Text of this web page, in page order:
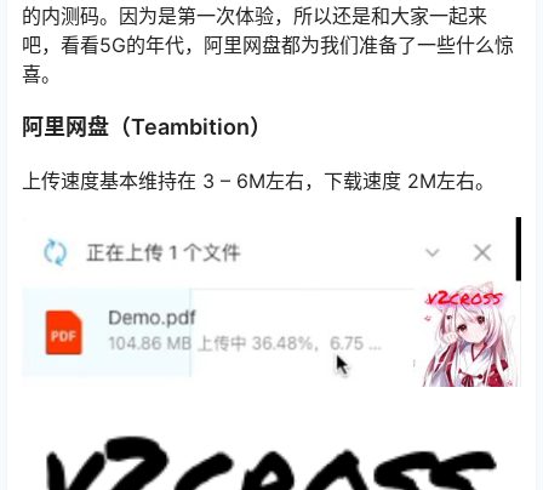
的内测码。因为是第一次体验，所以还是和大家一起来
吧，看看5G的年代，阿里网盘都为我们准备了一些什么惊
喜。
阿里网盘（Teambition）
上传速度基本维持在 3 – 6M左右，下载速度 2M左右。